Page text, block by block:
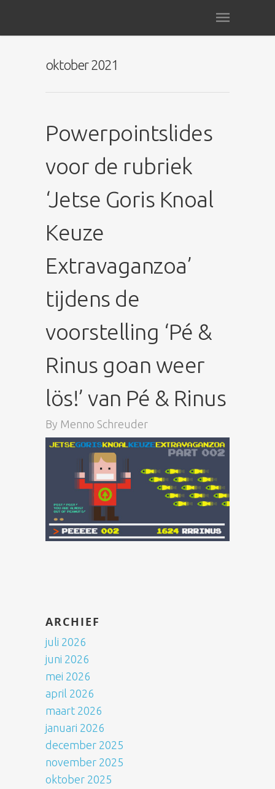
oktober 2021
Powerpointslides
voor de rubriek
‘Jetse Goris Knoal
Keuze
Extravaganzoa’
tijdens de
voorstelling ‘Pé &
Rinus goan weer
lös!’ van Pé & Rinus
By Menno Schreuder
ARCHIEF
juli 2026
juni 2026
mei 2026
april 2026
maart 2026
januari 2026
december 2025
november 2025
oktober 2025